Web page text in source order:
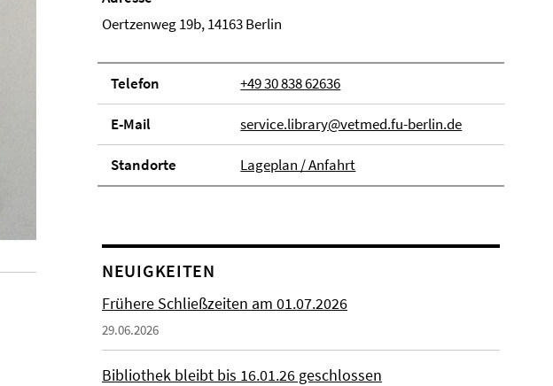
Oertzenweg 19b, 14163 Berlin
Telefon +49 30 838 62636
E-Mail service.library@vetmed.fu-berlin.de
Stand­orte Lageplan / Anfahrt
NEUIGKEITEN
Frühere Schließzeiten am 01.07.2026
29.06.2026
Bibliothek bleibt bis 16.01.26 geschlossen